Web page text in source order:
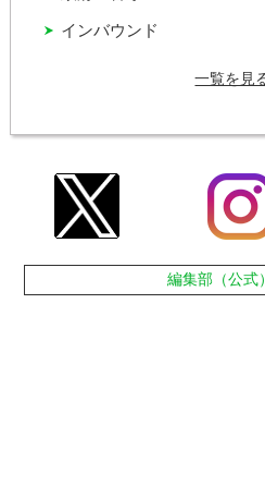
インバウンド
一覧を見
編集部（公式